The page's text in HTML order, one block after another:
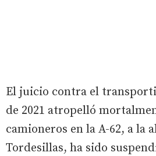
El juicio contra el
de 2021 atropelló
camioneros en la A-62, a la
Tordesillas, ha sido